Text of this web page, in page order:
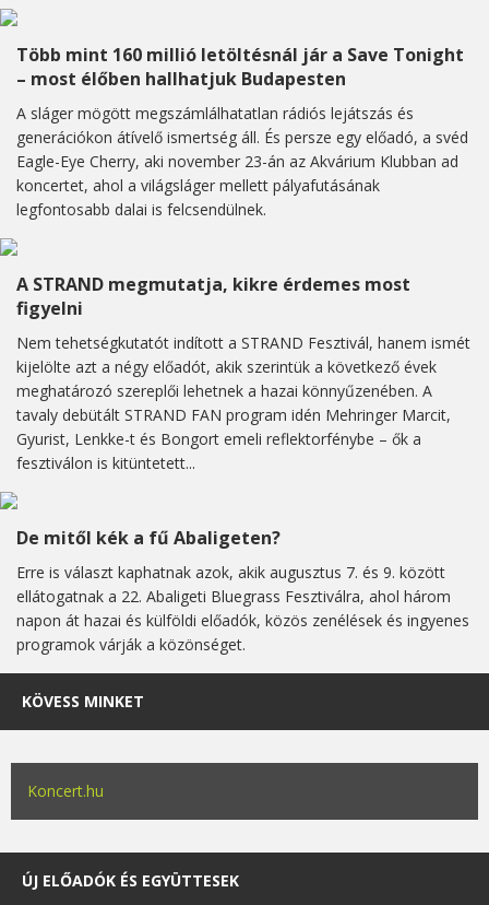
Több mint 160 millió letöltésnál jár a Save Tonight
– most élőben hallhatjuk Budapesten
A sláger mögött megszámlálhatatlan rádiós lejátszás és
generációkon átívelő ismertség áll. És persze egy előadó, a svéd
Eagle-Eye Cherry, aki november 23-án az Akvárium Klubban ad
koncertet, ahol a világsláger mellett pályafutásának
legfontosabb dalai is felcsendülnek.
A STRAND megmutatja, kikre érdemes most
figyelni
Nem tehetségkutatót indított a STRAND Fesztivál, hanem ismét
kijelölte azt a négy előadót, akik szerintük a következő évek
meghatározó szereplői lehetnek a hazai könnyűzenében. A
tavaly debütált STRAND FAN program idén Mehringer Marcit,
Gyurist, Lenkke-t és Bongort emeli reflektorfénybe – ők a
fesztiválon is kitüntetett...
De mitől kék a fű Abaligeten?
Erre is választ kaphatnak azok, akik augusztus 7. és 9. között
ellátogatnak a 22. Abaligeti Bluegrass Fesztiválra, ahol három
napon át hazai és külföldi előadók, közös zenélések és ingyenes
programok várják a közönséget.
KÖVESS MINKET
Koncert.hu
ÚJ ELŐADÓK ÉS EGYÜTTESEK